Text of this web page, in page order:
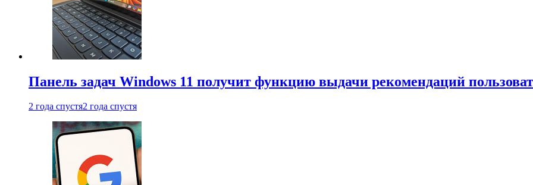
Панель задач Windows 11 получит функцию выдачи рекомендаций
2 года спустя2 года спустя